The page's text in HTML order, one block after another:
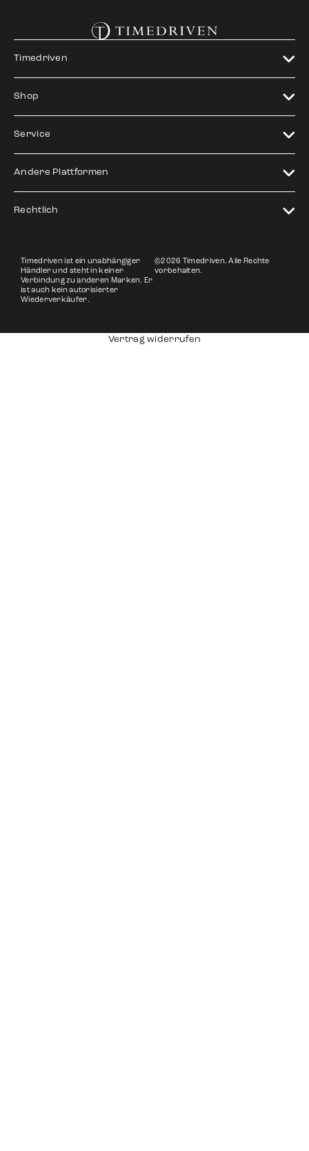
Timedriven
Shop
Service
Andere Plattformen
Rechtlich
Timedriven ist ein unabhängiger
Händler und steht in keiner
Verbindung zu anderen Marken. Er
ist auch kein autorisierter
Wiederverkäufer.
©2026 Timedriven. Alle Rechte
vorbehalten.
Vertrag widerrufen